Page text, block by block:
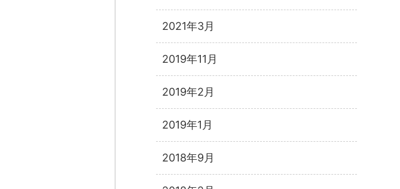
2021年3月
2019年11月
2019年2月
2019年1月
2018年9月